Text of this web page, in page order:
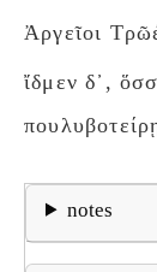
Ἀργεῖοι
ἴδμεν δ᾽,
notes